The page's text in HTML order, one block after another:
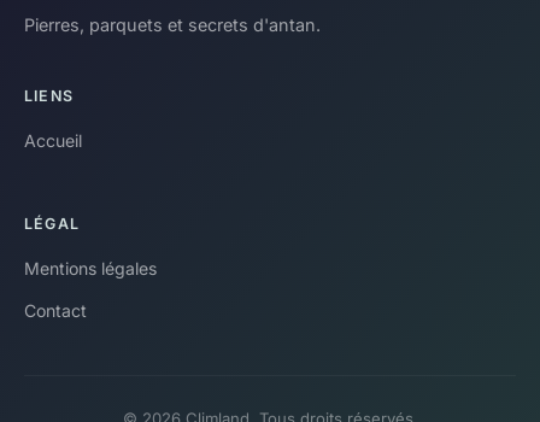
Pierres, parquets et secrets d'antan.
LIENS
Accueil
LÉGAL
Mentions légales
Contact